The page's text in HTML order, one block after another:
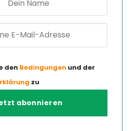
den Bedingungen und der
zu